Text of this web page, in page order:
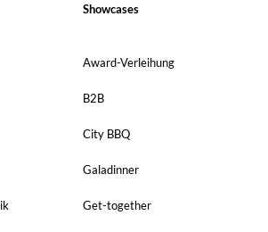
Showcases
Award-Verleihung
B2B
City BBQ
Galadinner
Get-together